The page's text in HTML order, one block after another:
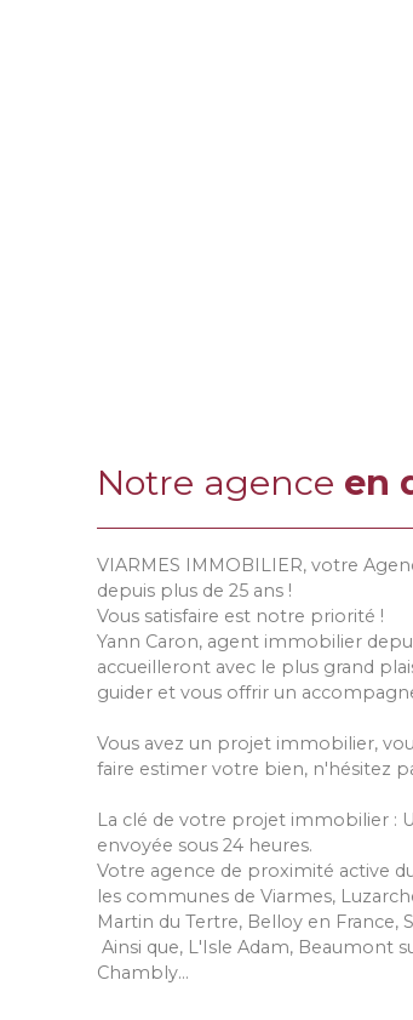
Notre agence en
VIARMES IMMOBILIER, votre
depuis plus de 25 ans !
Vous satisfaire est notre priorité !
Yann Caron, agent immobilier
accueilleront avec le plus grand
guider et vous offrir un
Vous avez un projet immobilier,
faire estimer votre bien, n'hésitez
La clé de votre projet immobilier :
envoyée sous 24 heures.
Votre agence de proximité active
les communes de Viarmes,
Martin du Tertre, Belloy en France,
Ainsi que, L'Isle Adam, Beaumont
Chambly...